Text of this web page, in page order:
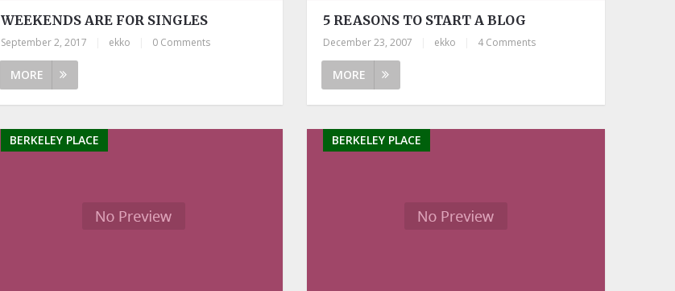
WEEKENDS ARE FOR SINGLES
September 2, 2017 ekko 0 Comments
MORE
5 REASONS TO START A BLOG
December 23, 2007 ekko 4 Comments
MORE
BERKELEY PLACE BERKELEY PLACE